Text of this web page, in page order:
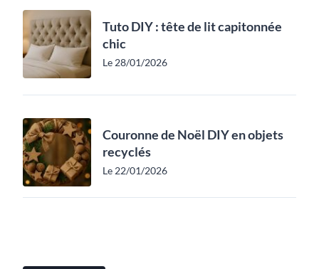
Tuto DIY : tête de lit capitonnée
chic
Le 28/01/2026
Couronne de Noël DIY en objets
recyclés
Le 22/01/2026